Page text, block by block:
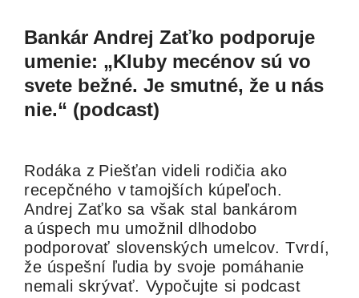
Bankár Andrej Zaťko podporuje
umenie: „Kluby mecénov sú vo
svete bežné. Je smutné, že u nás
nie.“ (podcast)
Rodáka z Piešťan videli rodičia ako
recepčného v tamojších kúpeľoch.
Andrej Zaťko sa však stal bankárom
a úspech mu umožnil dlhodobo
podporovať slovenských umelcov. Tvrdí,
že úspešní ľudia by svoje pomáhanie
nemali skrývať. Vypočujte si podcast